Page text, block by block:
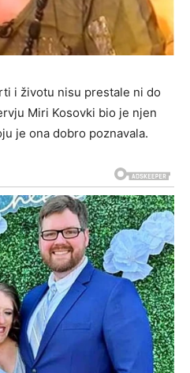
i životu nisu prestale ni do
Miri Kosovki bio je njen
je ona dobro poznavala.